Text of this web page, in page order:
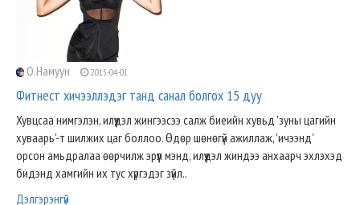
О.Намуун 2015-04-01
Фитнест хичээллэдэг танд санал болгох 15 дуу
Хувцсаа нимгэлэн, илүүдэл жингээсээ салж биеийн хувьд 'зуны цагийн
хуваарь'-т шилжих цаг боллоо. Өдөр шөнөгүй ажиллаж, 'ичээнд'
орсон амьдралаа өөрчилж эрүүл мэнд, илүүдэл жиндээ анхаарч эхлэхэд
бидэнд хамгийн их тус хүргэдэг зүйл..
Дэлгэрэнгүй